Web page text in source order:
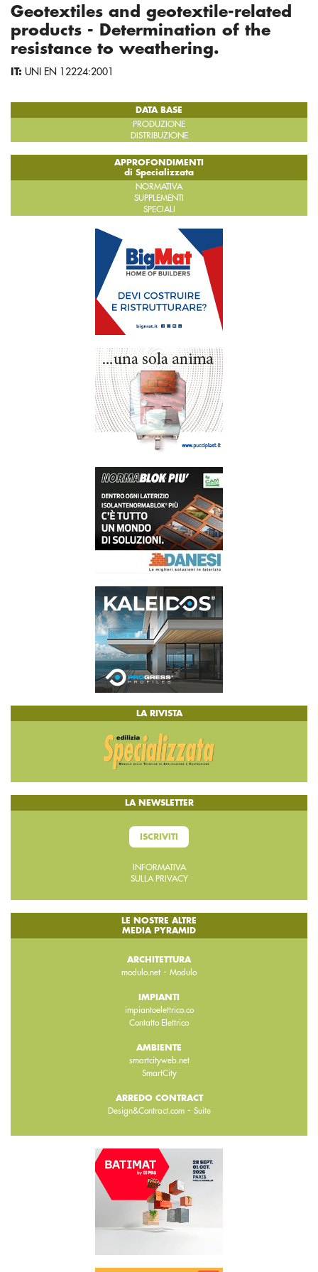
Geotextiles and geotextile-related
products - Determination of the
resistance to weathering.
IT: UNI EN 12224:2001
DATA BASE
PRODUZIONE
DISTRIBUZIONE
APPROFONDIMENTI
di Specializzata
NORMATIVA
SUPPLEMENTI
SPECIALI
LA RIVISTA
LA NEWSLETTER
ISCRIVITI
INFORMATIVA
SULLA PRIVACY
LE NOSTRE ALTRE
MEDIA PYRAMID
ARCHITETTURA
modulo.net - Modulo
IMPIANTI
impiantoelettrico.co
Contatto Elettrico
AMBIENTE
smartcityweb.net
SmartCity
ARREDO CONTRACT
Design&Contract.com- Suite